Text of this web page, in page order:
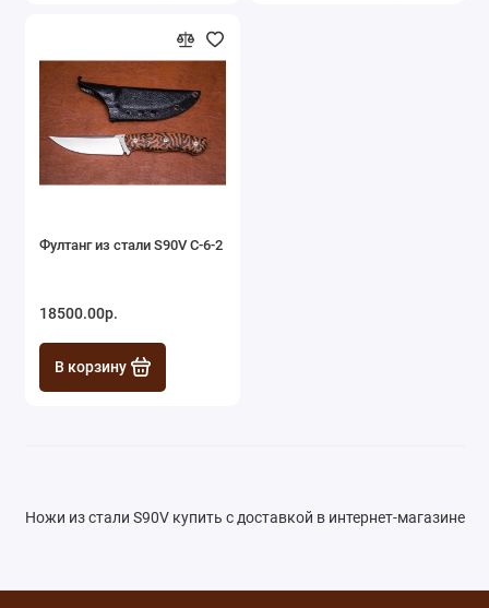
Фултанг из стали S90V С-6-2
18500.00р.
В корзину
Ножи из стали S90V купить с доставкой в интернет-магазине